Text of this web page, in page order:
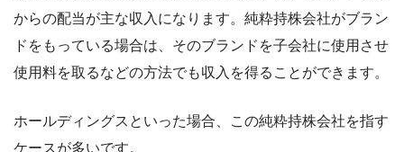
からの配当が主な収入になります。純粋持株会社がブラン
ドをもっている場合は、そのブランドを子会社に使用させ
使用料を取るなどの方法でも収入を得ることができます。
ホールディングスといった場合、この純粋持株会社を指す
ケースが多いです。